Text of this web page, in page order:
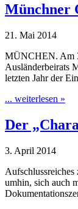
Münchner
21. Mai 2014
MÜNCHEN. Am
Ausländerbeirats
letzten Jahr der
... weiterlesen »
Der
3. April 2014
umhin, sich auch